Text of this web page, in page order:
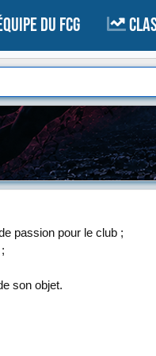
du FCG
passion pour le club ;
son objet.